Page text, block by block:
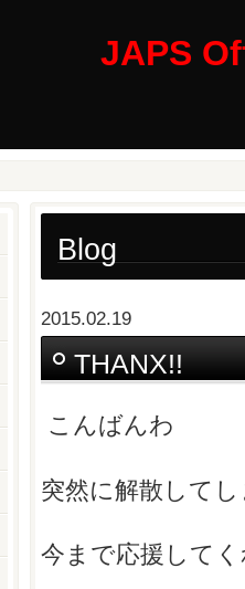
JAPS
Blog
2015.02.19
THANX!!
こんばんわ
突然に解散して
今まで応援して